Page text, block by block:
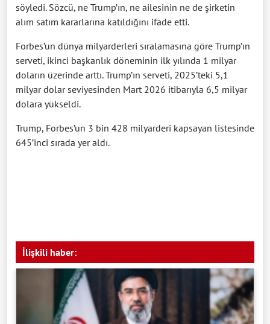
söyledi. Sözcü, ne Trump’ın, ne ailesinin ne de şirketin
alım satım kararlarına katıldığını ifade etti.
Forbes’un dünya milyarderleri sıralamasına göre Trump’ın
serveti, ikinci başkanlık döneminin ilk yılında 1 milyar
doların üzerinde arttı. Trump’ın serveti, 2025’teki 5,1
milyar dolar seviyesinden Mart 2026 itibarıyla 6,5 milyar
dolara yükseldi.
Trump, Forbes’un 3 bin 428 milyarderi kapsayan listesinde
645’inci sırada yer aldı.
İlişkili haber: